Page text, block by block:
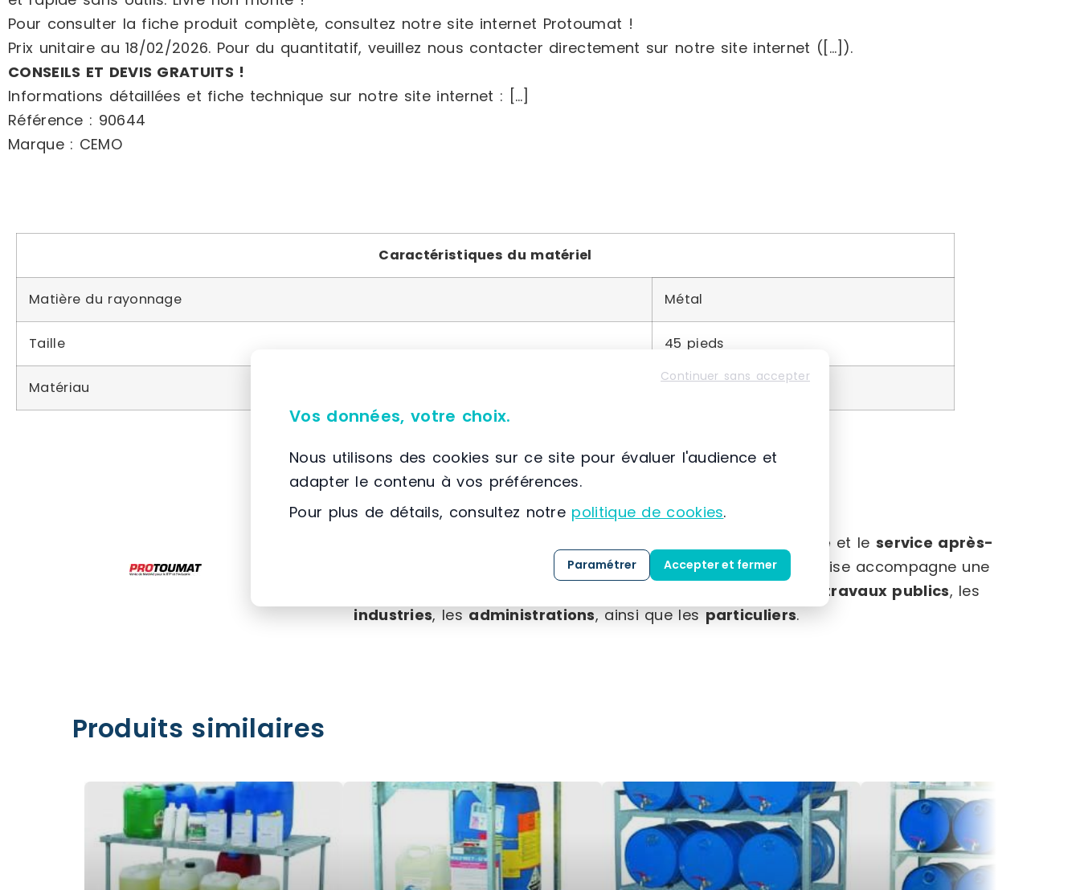
Pour consulter la fiche produit complète, consultez notre site internet Protoumat !
Prix unitaire au 18/02/2026. Pour du quantitatif, veuillez nous contacter directement sur notre site internet ([…]).
CONSEILS ET DEVIS GRATUITS !
Informations détaillées et fiche technique sur notre site internet : […]
Référence : 90644
Marque : CEMO
Caractéristiques du matériel
Matière du rayonnage Métal
Taille 45 pieds
Matériau Acier
À propos de Protoumat
📌 Située à France, SELESTAT, (67) Grand Est
vente et le service après-
de matériel destiné aux professionnels du BTP. L’entreprise accompagne une
entreprises du bâtiment et des travaux publics, les
industries, les administrations, ainsi que les particuliers.
Produits similaires
Continuer sans accepter
Vos données, votre choix.
Nous utilisons des cookies sur ce site pour évaluer l'audience et
adapter le contenu à vos préférences.
Pour plus de détails, consultez notre politique de cookies.
Paramétrer Accepter et fermer